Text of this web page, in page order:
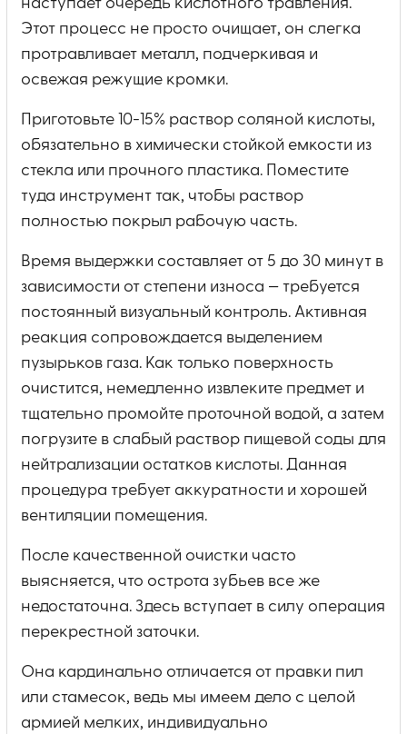
наступает очередь кислотного травления.
Этот процесс не просто очищает, он слегка
протравливает металл, подчеркивая и
освежая режущие кромки.
Приготовьте 10-15% раствор соляной кислоты,
обязательно в химически стойкой емкости из
стекла или прочного пластика. Поместите
туда инструмент так, чтобы раствор
полностью покрыл рабочую часть.
Время выдержки составляет от 5 до 30 минут в
зависимости от степени износа — требуется
постоянный визуальный контроль. Активная
реакция сопровождается выделением
пузырьков газа. Как только поверхность
очистится, немедленно извлеките предмет и
тщательно промойте проточной водой, а затем
погрузите в слабый раствор пищевой соды для
нейтрализации остатков кислоты. Данная
процедура требует аккуратности и хорошей
вентиляции помещения.
После качественной очистки часто
выясняется, что острота зубьев все же
недостаточна. Здесь вступает в силу операция
перекрестной заточки.
Она кардинально отличается от правки пил
или стамесок, ведь мы имеем дело с целой
армией мелких, индивидуально